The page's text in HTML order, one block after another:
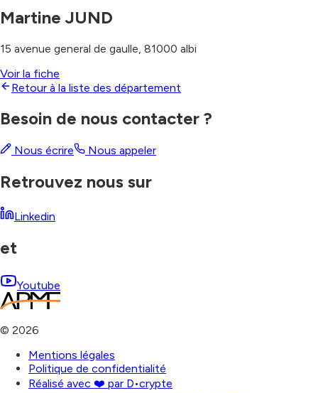
Martine JUND
15 avenue general de gaulle 81000 albi
Voir la fiche
Retour à la liste des département
Besoin de nous contacter ?
Nous écrire Nous appeler
Retrouvez nous sur
Linkedin
et
Youtube
© 2026
Mentions légales
Politique de confidentialité
Réalisé avec ❤️ par D•crypte